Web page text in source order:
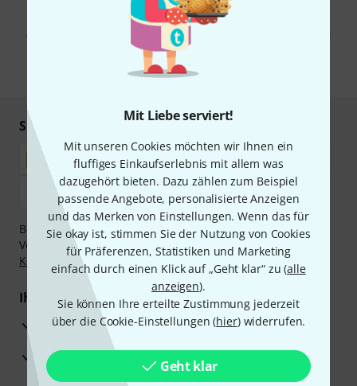
Mit Liebe serviert!
Mit unseren Cookies möchten wir Ihnen ein
fluffiges Einkaufserlebnis mit allem was
dazugehört bieten. Dazu zählen zum Beispiel
passende Angebote, personalisierte Anzeigen
und das Merken von Einstellungen. Wenn das für
Sie okay ist, stimmen Sie der Nutzung von Cookies
für Präferenzen, Statistiken und Marketing
einfach durch einen Klick auf „Geht klar“ zu (alle
anzeigen).
Sie können Ihre erteilte Zustimmung jederzeit
über die Cookie-Einstellungen (hier) widerrufen.
Geht klar
Mit Klick auf „Jetzt anmelden“ stimmen Sie dem Erhalt von E-Mail-
Werbung und einer Messung des E-Mail-Nutzungsverhaltens zu. Die
Abmeldung ist jederzeit möglich. Weitere Informationen finden Sie in
unseren
Datenschutzhinweisen
* Pflichtfeld
Sicher einkaufen & bezahlen
Bezahlen Sie vertraulich und sicher per Nachnahme,
Vorkasse, PayPal, Amazon Pay, Klarna Sofort bezahlen
Klarna Ratenzahlungoder Kreditkarte.
Ihre Vorteile
3 Jahre Thomann Garantie
30 Tage Money-Back-Garantie